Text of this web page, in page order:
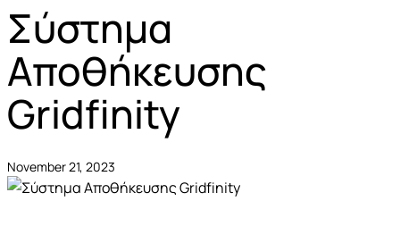
Σύστημα
Αποθήκευσης
Gridfinity
November 21, 2023